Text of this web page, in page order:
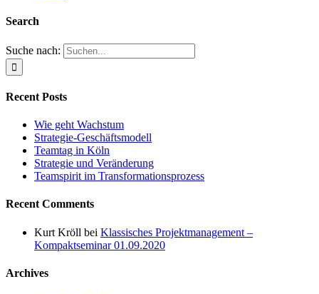
Search
Suche nach:
Recent Posts
Wie geht Wachstum
Strategie-Geschäftsmodell
Teamtag in Köln
Strategie und Veränderung
Teamspirit im Transformationsprozess
Recent Comments
Kurt Kröll bei Klassisches Projektmanagement –
Kompaktseminar 01.09.2020
Archives